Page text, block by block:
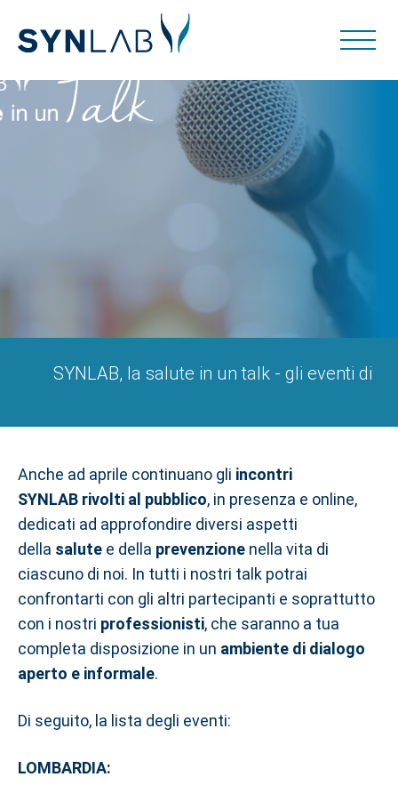
SYNLAB, la salute in un talk - gli eventi di
Anche ad aprile continuano gli incontri
SYNLAB rivolti al pubblico, in presenza e online,
dedicati ad approfondire diversi aspetti
della salute e della prevenzione nella vita di
ciascuno di noi. In tutti i nostri talk potrai
confrontarti con gli altri partecipanti e soprattutto
con i nostri professionisti, che saranno a tua
completa disposizione in un ambiente di dialogo
aperto e informale.
Di seguito, la lista degli eventi:
LOMBARDIA: